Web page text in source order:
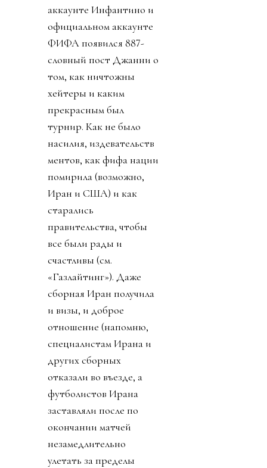
аккаунте Инфантино и
официальном аккаунте
ФИФА появился 887-
словный пост Джанни о
том, как ничтожны
хейтеры и каким
прекрасным был
турнир. Как не было
насилия, издевательств
ментов, как фифа нации
помирила (возможно,
Иран и США) и как
старались
правительства, чтобы
все были рады и
счастливы (см.
«Газлайтинг»). Даже
сборная Иран получила
и визы, и доброе
отношение (напомню,
специалистам Ирана и
других сборных
отказали во въезде, а
футболистов Ирана
заставляли после по
окончании матчей
незамедлительно
улетать за пределы